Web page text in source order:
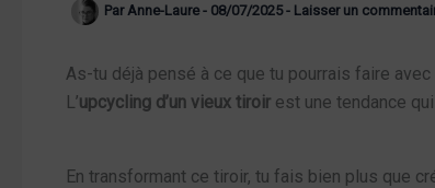
Par Anne-Laure- 08/07/2025- Laisser un
As-tu déjà pensé à ce que tu pourrais faire
L’upcycling d’un vieux tiroir est une tendance
En transformant ce tiroir, tu fais bien plus que